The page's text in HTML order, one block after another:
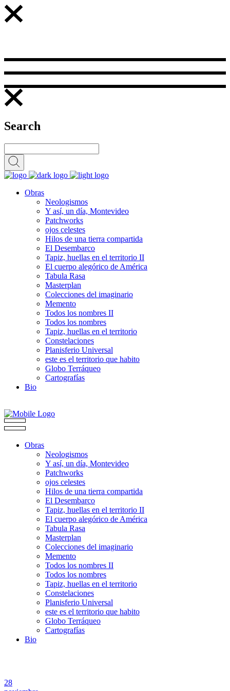
Search
Obras
Neologismos
Y así, un día, Montevideo
Patchworks
ojos celestes
Hilos de una tierra compartida
El Desembarco
Tapiz, huellas en el territorio II
El cuerpo alegórico de América
Tabula Rasa
Masterplan
Colecciones del imaginario
Memento
Todos los nombres II
Todos los nombres
Tapiz, huellas en el territorio
Constelaciones
Planisferio Universal
este es el territorio que habito
Globo Terráqueo
Cartografías
Bio
Obras
Neologismos
Y así, un día, Montevideo
Patchworks
ojos celestes
Hilos de una tierra compartida
El Desembarco
Tapiz, huellas en el territorio II
El cuerpo alegórico de América
Tabula Rasa
Masterplan
Colecciones del imaginario
Memento
Todos los nombres II
Todos los nombres
Tapiz, huellas en el territorio
Constelaciones
Planisferio Universal
este es el territorio que habito
Globo Terráqueo
Cartografías
Bio
28